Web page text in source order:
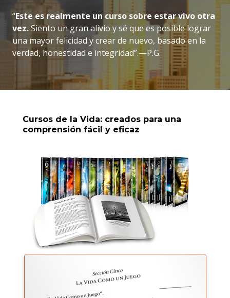
“Este es realmente un curso sobre estar vivo otra
vez.Siento un gran alivio y sé que es posible lograr
una mayor felicidad y crear de nuevo, basado en la
verdad, honestidad e integridad”.—P.G.
Cursos de la Vida: creados para una
comprensión fácil y eficaz